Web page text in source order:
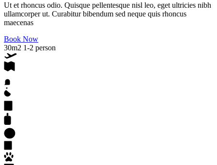
Ut et rhoncus odio. Quisque pellentesque nisl leo, eget ultricies nibh
ullamcorper ut. Curabitur bibendum sed neque quis rhoncus
maecenas
Book Now
30m2 1-2 person